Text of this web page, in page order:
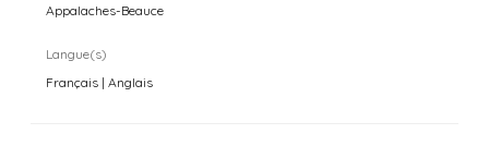
Appalaches-Beauce
Langue(s)
Français | Anglais